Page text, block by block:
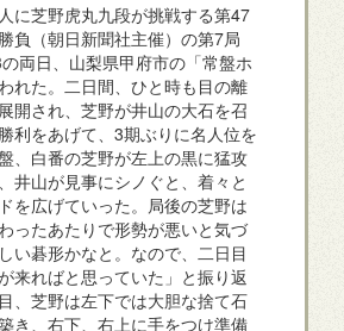
に芝野虎丸九段が挑戦する第47
負（朝日新聞社主催）の第7局
両日、山梨県甲府市の「常盤ホ
れた。二日間、ひと時も目の離
開され、芝野が井山の大石を召
利をあげて、3期ぶりに名人位を
、白番の芝野が左上の黒に猛攻
井山が見事にシノぐと、着々と
を広げていった。局後の芝野は
ったあたりで形勢が悪いと気づ
い碁形かなと。なので、二日目
来ればと思っていた」と振り返
、芝野は左下では大胆な捨て石
き、右下、右上に手をつけ準備